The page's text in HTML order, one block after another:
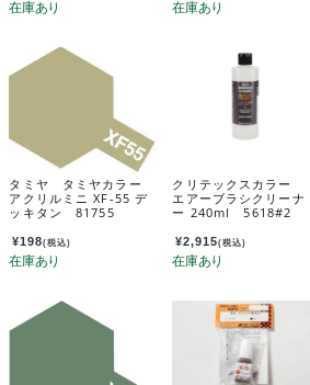
タミヤ タミヤカラー
アクリルミニ XF-55 デ
ッキタン 81755
¥198(税込)
クリテックスカラー
エアーブラシクリーナ
ー 240ml 5618#2
¥2,915(税込)